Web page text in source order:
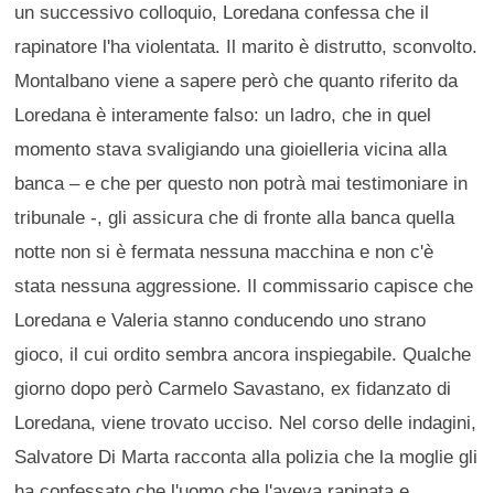
un successivo colloquio, Loredana confessa che il
rapinatore l'ha violentata. Il marito è distrutto, sconvolto.
Montalbano viene a sapere però che quanto riferito da
Loredana è interamente falso: un ladro, che in quel
momento stava svaligiando una gioielleria vicina alla
banca – e che per questo non potrà mai testimoniare in
tribunale -, gli assicura che di fronte alla banca quella
notte non si è fermata nessuna macchina e non c'è
stata nessuna aggressione. Il commissario capisce che
Loredana e Valeria stanno conducendo uno strano
gioco, il cui ordito sembra ancora inspiegabile. Qualche
giorno dopo però Carmelo Savastano, ex fidanzato di
Loredana, viene trovato ucciso. Nel corso delle indagini,
Salvatore Di Marta racconta alla polizia che la moglie gli